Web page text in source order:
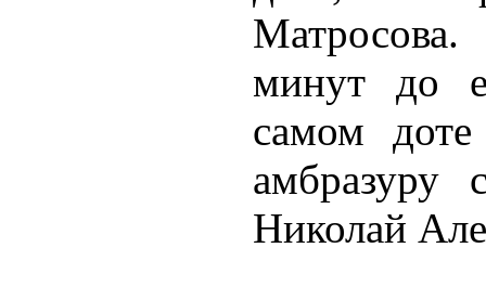
Матросова.
минут до
самом
амбразуру
Николай